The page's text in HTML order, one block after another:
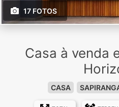
17 FOTOS
Casa à venda
CASA